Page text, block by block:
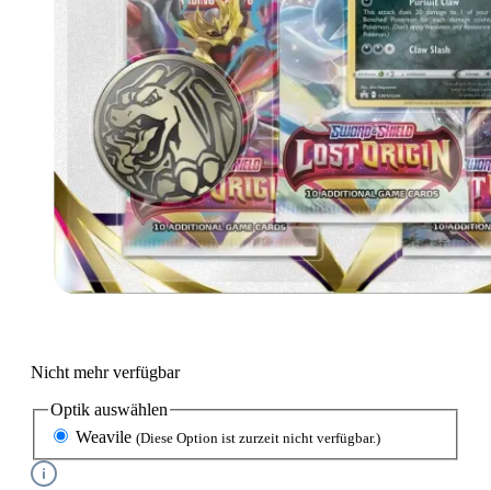
Nicht mehr verfügbar
Optik auswählen
Weavile (Diese Option ist zurzeit nicht verfügbar.)